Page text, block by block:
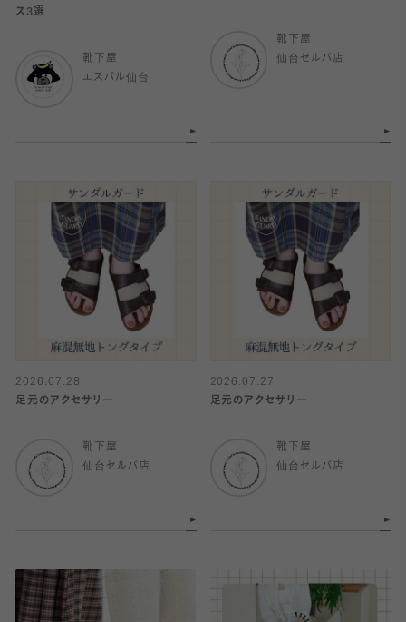
ス3選
靴下屋
エスパル仙台
靴下屋
仙台セルバ店
2026.07.28
足元のアクセサリー
靴下屋
仙台セルバ店
2026.07.27
足元のアクセサリー
靴下屋
仙台セルバ店